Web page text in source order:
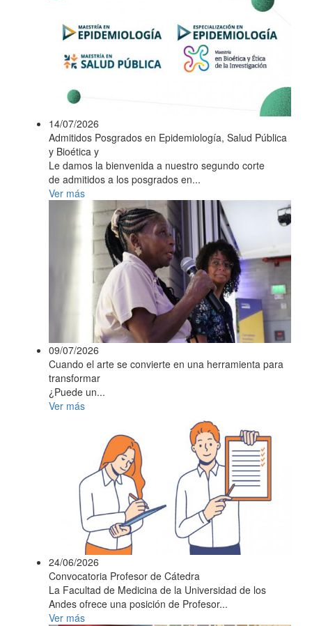
14/07/2026
Admitidos Posgrados en Epidemiología, Salud Pública
y Bioética y
Le damos la bienvenida a nuestro segundo corte
de admitidos a los posgrados en...
Ver más
09/07/2026
Cuando el arte se convierte en una herramienta para
transformar
¿Puede un...
Ver más
24/06/2026
Convocatoria Profesor de Cátedra
La Facultad de Medicina de la Universidad de los
Andes ofrece una posición de Profesor...
Ver más